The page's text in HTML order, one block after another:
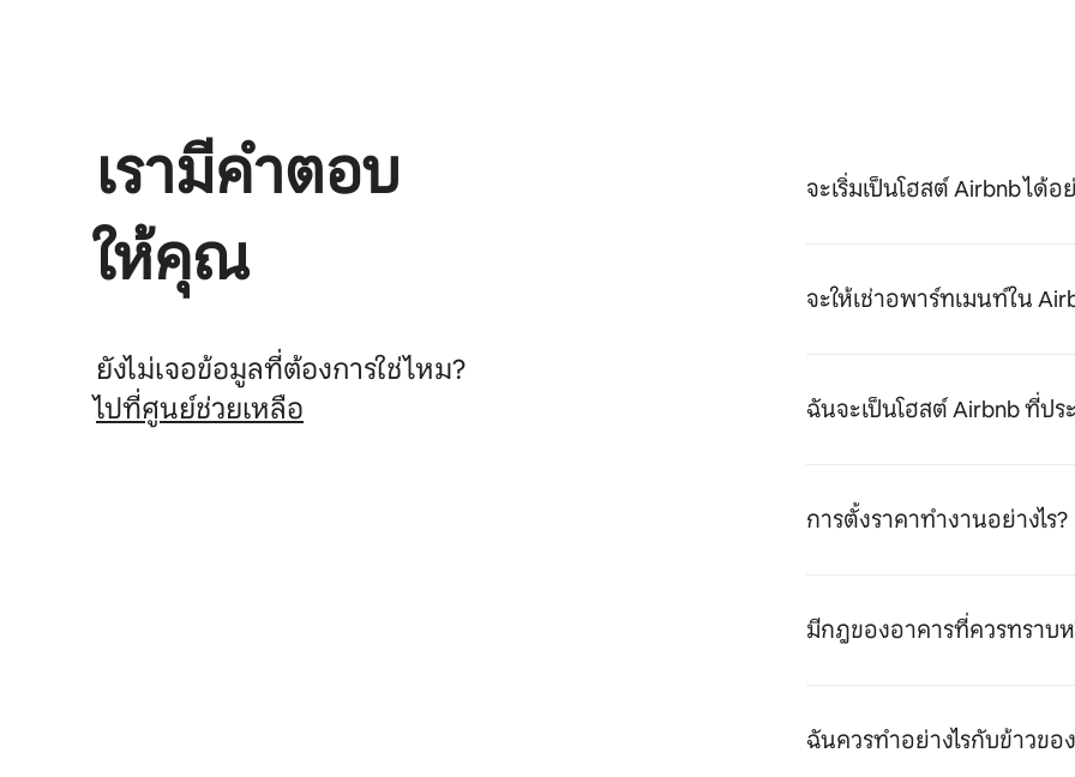
เรามีคำตอบ
ให้คุณ
ยังไม่เจอข้อมูลที่ต้องการใช่ไหม?
ไปที่ศูนย์ช่วยเหลือ
จะเริ่มเป็นโฮสต์ Airbnb ได้อ
จะให้เช่าอพาร์ทเมนท์ใน
ฉันจะเป็นโฮสต์ Airbnb ที่ปร
การตั้งราคาทำงานอย่างไร?
มีกฎของอาคารที่ควรทราบห
ฉันควรทำอย่างไรกับข้าวขอ